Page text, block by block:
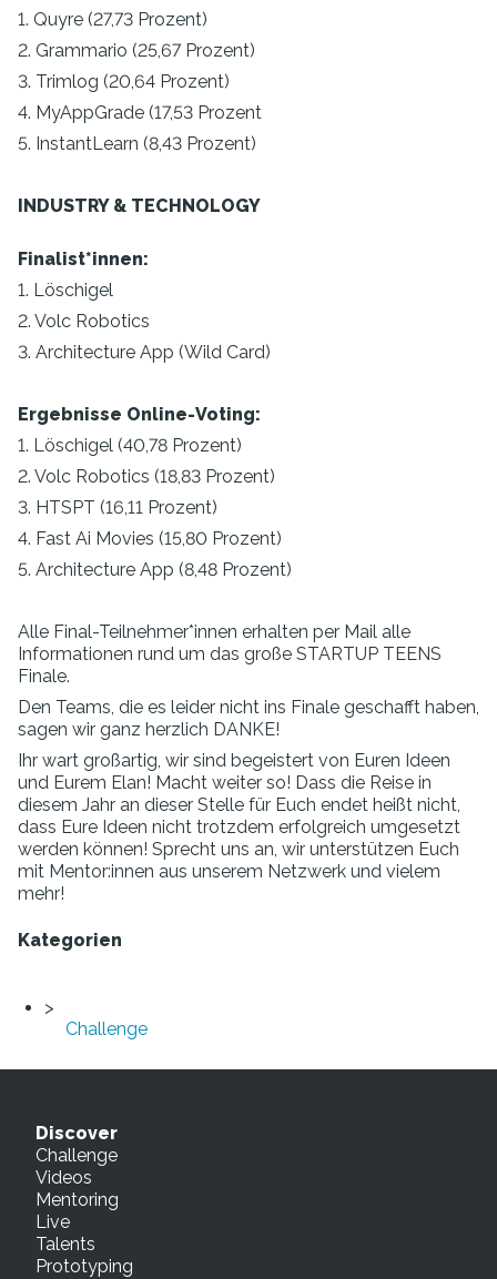
1. Quyre (27,73 Prozent)
2. Grammario (25,67 Prozent)
3. Trimlog (20,64 Prozent)
4. MyAppGrade (17,53 Prozent
5. InstantLearn (8,43 Prozent)
INDUSTRY & TECHNOLOGY
Finalist*innen:
1. Löschigel
2. Volc Robotics
3. Architecture App (Wild Card)
Ergebnisse Online-Voting:
1. Löschigel (40,78 Prozent)
2. Volc Robotics (18,83 Prozent)
3. HTSPT (16,11 Prozent)
4. Fast Ai Movies (15,80 Prozent)
5. Architecture App (8,48 Prozent)
Alle Final-Teilnehmer*innen erhalten per Mail alle
Informationen rund um das große STARTUP TEENS
Finale.
Den Teams, die es leider nicht ins Finale geschafft haben,
sagen wir ganz herzlich DANKE!
Ihr wart großartig, wir sind begeistert von Euren Ideen
und Eurem Elan! Macht weiter so! Dass die Reise in
diesem Jahr an dieser Stelle für Euch endet heißt nicht,
dass Eure Ideen nicht trotzdem erfolgreich umgesetzt
werden können! Sprecht uns an, wir unterstützen Euch
mit Mentor:innen aus unserem Netzwerk und vielem
mehr!
Kategorien
Challenge
Discover
Challenge
Videos
Mentoring
Live
Talents
Prototyping